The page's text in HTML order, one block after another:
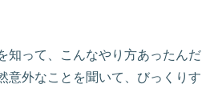
知って、こんなやり方あったんだ
意外なことを聞いて、びっくりす